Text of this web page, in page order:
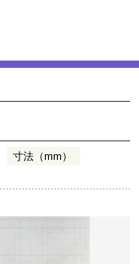
寸法（mm）